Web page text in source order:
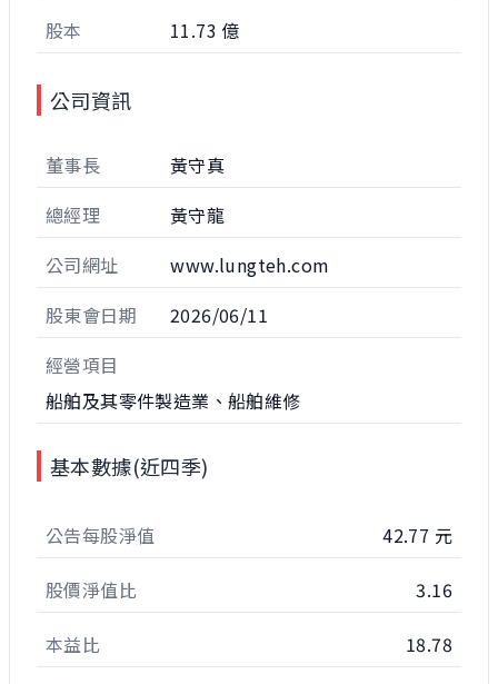
股本 11.73 億
公司資訊
董事長
黃守真
總經理
黃守龍
公司網址
www.lungteh.com
股東會日期
2026/06/11
經營項目
船舶及其零件製造業、船舶維修
基本數據(近四季)
公告每股淨值 42.77 元
股價淨值比 3.16
本益比 18.78